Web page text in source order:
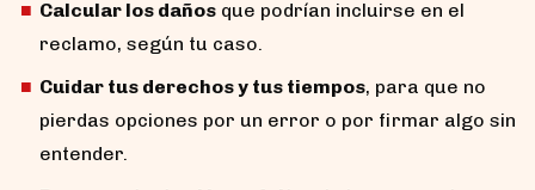
Calcular los daños que podrían incluirse en el
reclamo, según tu caso.
Cuidar tus derechos y tus tiempos, para que no
pierdas opciones por un error o por firmar algo sin
entender.